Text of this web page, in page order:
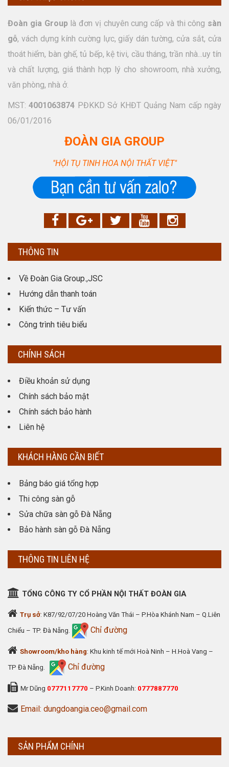
Đoàn gia Group là đơn vị chuyên cung cấp và thi công sàn
gỗ, vách dựng kính cường lực, giấy dán tường, cửa sắt, cửa
thoát hiểm, bàn ghế, tủ bếp, kệ tivi, cầu tháng, trần nhà...uy tín
và chất lượng, giá thành hợp lý cho showroom, nhà xưởng,
văn phòng, nhà ở.
MST:4001063874 PĐKKD Sở KHĐT Quảng Nam cấp ngày
06/01/2016
ĐOÀN GIA GROUP
"HỘI TỤ TINH HOA NỘI THẤT VIỆT"
THÔNG TIN
Về Đoàn Gia Group.,JSC
Hướng dẫn thanh toán
Kiến thức – Tư vấn
Công trình tiêu biểu
CHÍNH SÁCH
Điều khoản sử dụng
Chính sách bảo mật
Chính sách bảo hành
Liên hệ
KHÁCH HÀNG CẦN BIẾT
Bảng báo giá tổng hợp
Thi công sàn gỗ
Sửa chữa sàn gỗ Đà Nẵng
Bảo hành sàn gỗ Đà Nẵng
THÔNG TIN LIÊN HỆ
TỔNG CÔNG TY CỔ PHẦN NỘI THẤT ĐOÀN GIA
Trụ sở: K87/92/07/20 Hoàng Văn Thái – P.Hòa Khánh Nam – Q.Liên
Chiểu – TP. Đà Nẵng. Chỉ đường
Showroom/kho hàng: Khu kinh tế mới Hoà Ninh – H.Hoà Vang –
TP Đà Nẵng. Chỉ đường
Mr Dũng 0777117770 – P.Kinh Doanh: 0777887770
Email: dungdoangia.ceo@gmail.com
SẢN PHẨM CHÍNH